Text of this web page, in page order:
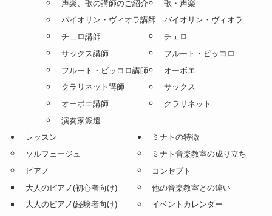
声楽、歌の講師のご紹介
バイオリン・ヴィオラ講師
チェロ講師
サックス講師
フルート・ピッコロ講師
クラリネット講師
オーボエ講師
演奏家派遣
歌・声楽
バイオリン・ヴィオラ
チェロ
フルート・ピッコロ
オーボエ
サックス
クラリネット
レッスン
ソルフェージュ
ピアノ
大人のピアノ(初心者向け)
大人のピアノ(経験者向け)
ミナトの特徴
ミナト音楽教室の成り立ち
コンセプト
他の音楽教室との違い
イベントカレンダー